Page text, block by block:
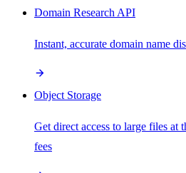
Domain Research API
Instant, accurate domain name
Object Storage
Get direct access to large files at
fees